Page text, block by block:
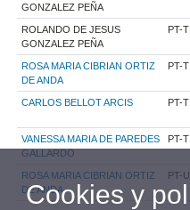
GONZALEZ PEÑA
ROLANDO DE JESUS
GONZALEZ PEÑA
PT-T
ROSA MARIA CIBRIAN ORTIZ
DE ANDA
PT-T
CARLOS BELLOT ARCIS PT-T
VANESSA MARIA DE PAREDES
GALLARDO
PT-T
ROSA MARIA CIBRIAN ORTIZ
DE ANDA
PT-U
Cookies y